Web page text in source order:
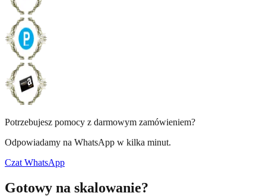
Potrzebujesz pomocy z darmowym zamówieniem?
Odpowiadamy na WhatsApp w kilka minut.
Czat WhatsApp
Gotowy na skalowanie?